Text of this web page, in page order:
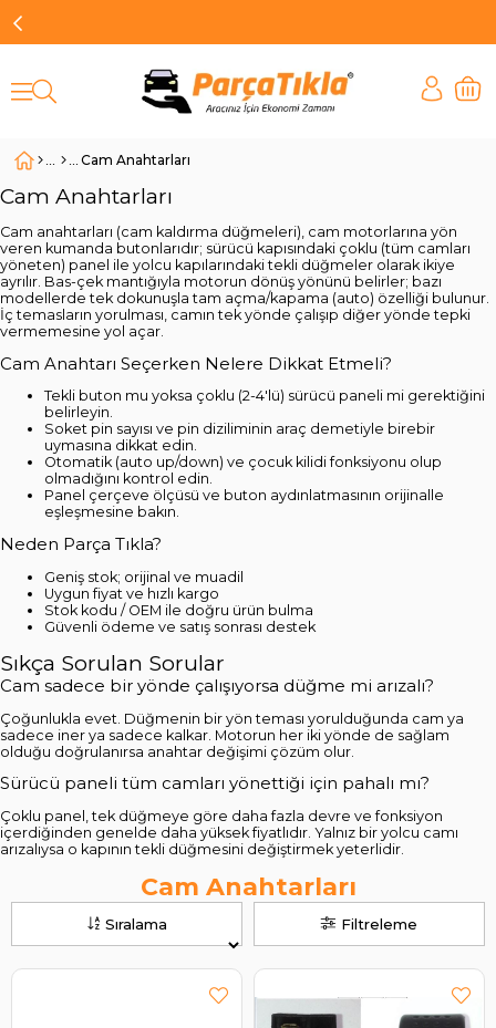
Cam Anahtarları
Cam Anahtarları
Cam anahtarları (cam kaldırma düğmeleri), cam motorlarına yön
veren kumanda butonlarıdır; sürücü kapısındaki çoklu (tüm camları
yöneten) panel ile yolcu kapılarındaki tekli düğmeler olarak ikiye
ayrılır. Bas-çek mantığıyla motorun dönüş yönünü belirler; bazı
modellerde tek dokunuşla tam açma/kapama (auto) özelliği bulunur.
İç temasların yorulması, camın tek yönde çalışıp diğer yönde tepki
vermemesine yol açar.
Cam Anahtarı Seçerken Nelere Dikkat Etmeli?
Tekli buton mu yoksa çoklu (2-4'lü) sürücü paneli mi gerektiğini
belirleyin.
Soket pin sayısı ve pin diziliminin araç demetiyle birebir
uymasına dikkat edin.
Otomatik (auto up/down) ve çocuk kilidi fonksiyonu olup
olmadığını kontrol edin.
Panel çerçeve ölçüsü ve buton aydınlatmasının orijinalle
eşleşmesine bakın.
Neden Parça Tıkla?
Geniş stok; orijinal ve muadil
Uygun fiyat ve hızlı kargo
Stok kodu / OEM ile doğru ürün bulma
Güvenli ödeme ve satış sonrası destek
Sıkça Sorulan Sorular
Cam sadece bir yönde çalışıyorsa düğme mi arızalı?
Çoğunlukla evet. Düğmenin bir yön teması yorulduğunda cam ya
sadece iner ya sadece kalkar. Motorun her iki yönde de sağlam
olduğu doğrulanırsa anahtar değişimi çözüm olur.
Sürücü paneli tüm camları yönettiği için pahalı mı?
Çoklu panel, tek düğmeye göre daha fazla devre ve fonksiyon
içerdiğinden genelde daha yüksek fiyatlıdır. Yalnız bir yolcu camı
arızalıysa o kapının tekli düğmesini değiştirmek yeterlidir.
Filtreleme
Sıralama
Cam Anahtarları